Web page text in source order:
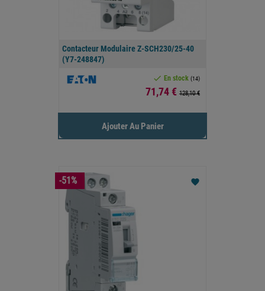
Contacteur Modulaire Z-SCH230/25-40
(Y7-248847)
 En stock (14)
Prix
71,74 € 128,10 €
Ajouter Au Panier
favorite
-51%